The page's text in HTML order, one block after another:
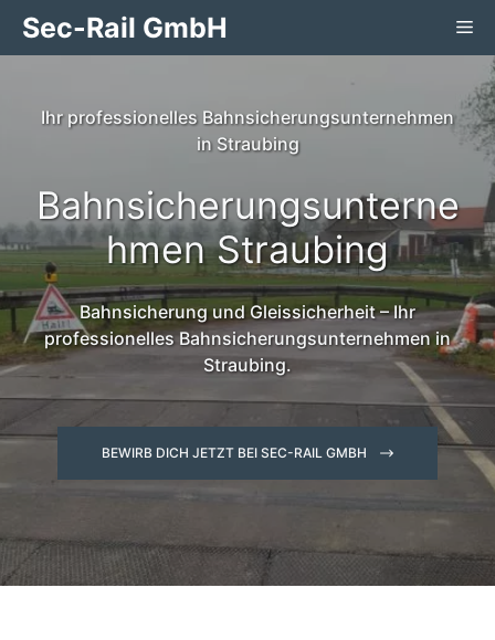
Zum
InhaltSec-Rail GmbH
Ihr professionelles Bahnsicherungsunternehmen
in Straubing
Bahnsicherungsunterne
hmen Straubing
Bahnsicherung und Gleissicherheit – Ihr
professionelles Bahnsicherungsunternehmen in
Straubing.
BEWIRB DICH JETZT BEI SEC-RAIL GMBH